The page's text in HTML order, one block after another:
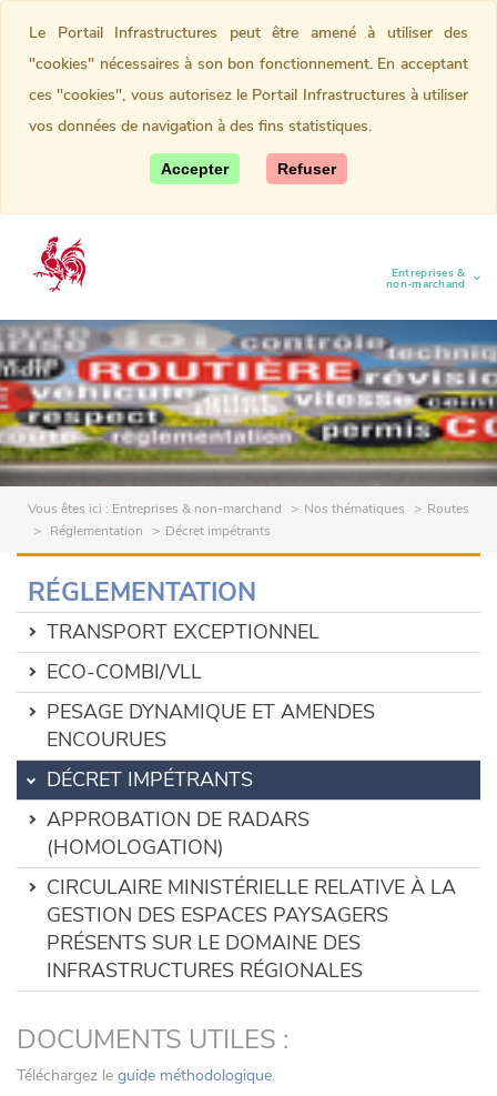
Entreprises &
non-marchand
(current)
Vous êtes ici : Entreprises & non-marchand Nos thématiques
Routes
Réglementation
Décret impétrants
RÉGLEMENTATION
TRANSPORT EXCEPTIONNEL
ECO-COMBI/VLL
PESAGE DYNAMIQUE ET AMENDES
ENCOURUES
DÉCRET IMPÉTRANTS
APPROBATION DE RADARS
(HOMOLOGATION)
CIRCULAIRE MINISTÉRIELLE RELATIVE À LA
GESTION DES ESPACES PAYSAGERS
PRÉSENTS SUR LE DOMAINE DES
INFRASTRUCTURES RÉGIONALES
DOCUMENTS UTILES :
Téléchargez le guide méthodologique.
Le Portail Infrastructures peut être amené à utiliser des
"cookies" nécessaires à son bon fonctionnement. En acceptant
ces "cookies", vous autorisez le Portail Infrastructures à utiliser
vos données de navigation à des fins statistiques.
Accepter Refuser